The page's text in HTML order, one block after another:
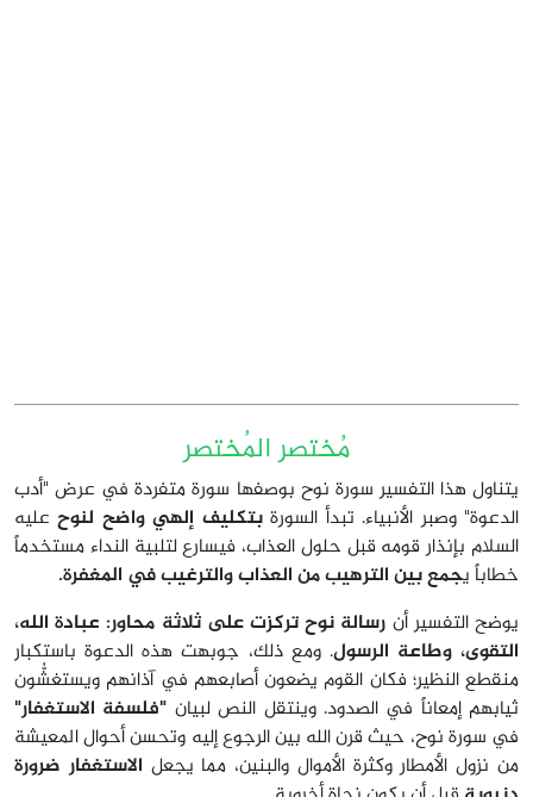
مُختصر المُختصر
يتناول هذا التفسير سورة نوح بوصفها سورة متفردة في عرض "أدب
الدعوة" وصبر الأنبياء. تبدأ السورةبتكليف إلهي واضح لنوحعليه
السلام بإنذار قومه قبل حلول العذاب، فيسارع لتلبية النداء مستخدماً
خطاباً يجمع بين الترهيب من العذاب والترغيب في المغفرة.
يوضح التفسير أن رسالة نوح تركزت على ثلاثة محاور: عبادة الله،
التقوى، وطاعة الرسول. ومع ذلك، جوبهت هذه الدعوة باستكبار
منقطع النظير؛ فكان القوم يضعون أصابعهم في آذانهم ويستغشُّون
ثيابهم إمعاناً في الصدود. وينتقل النص لبيان "فلسفة الاستغفار"
في سورة نوح، حيث قرن الله بين الرجوع إليه وتحسن أحوال المعيشة
من نزول الأمطار وكثرة الأموال والبنين، مما يجعل الاستغفار ضرورة